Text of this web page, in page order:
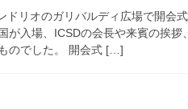
ドリオのガリバルディ広場で開会
が入場、ICSDの会長や来賓の挨拶
のでした。 開会式 […]